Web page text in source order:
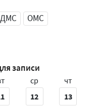
ДМС
ОМС
записи
ср
12
чт
13